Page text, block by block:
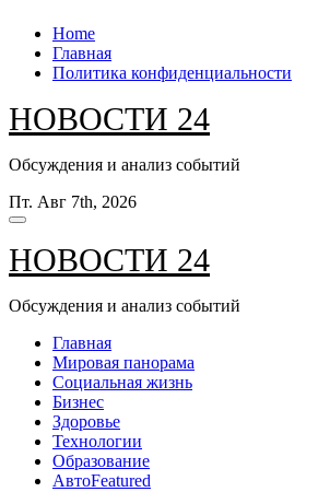
Перейти
содержанию
Home
Главная
Политика конфиденциальности
НОВОСТИ 24
Обсуждения и анализ событий
Пт. Авг 7th, 2026
НОВОСТИ 24
Обсуждения и анализ событий
Главная
Мировая панорама
Социальная жизнь
Бизнес
Здоровье
Технологии
Образование
АвтоFeatured